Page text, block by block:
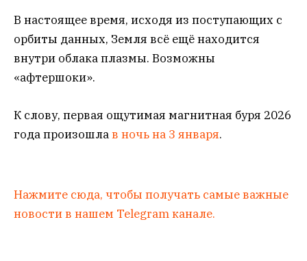
В настоящее время, исходя из поступающих с
орбиты данных, Земля всё ещё находится
внутри облака плазмы. Возможны
«афтершоки».
К слову, первая ощутимая магнитная буря 2026
года произошлав ночь на 3 января.
Нажмите сюда, чтобы получать самые важные
новости в нашем Telegram канале.